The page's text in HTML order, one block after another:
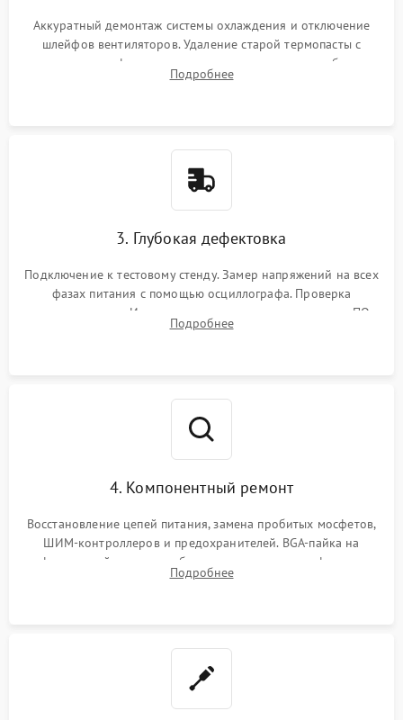
Аккуратный демонтаж системы охлаждения и отключение
шлейфов вентиляторов. Удаление старой термопасты с
кристалла графического чипа и термопрокладок с банок
памяти и зоны VRM. Очистка платы от пыли и окислов.
Подробнее
3. Глубокая дефектовка
Подключение к тестовому стенду. Замер напряжений на всех
фазах питания с помощью осциллографа. Проверка
инициализации. Использование специализированного ПО
MATS
Подробнее
4. Компонентный ремонт
Восстановление цепей питания, замена пробитых мосфетов,
ШИМ-контроллеров и предохранителей. BGA-пайка на
инфракрасной станции реболлинг или замена графического
чипа и дефектной памяти GDDR. Прошивка BIOS
Подробнее